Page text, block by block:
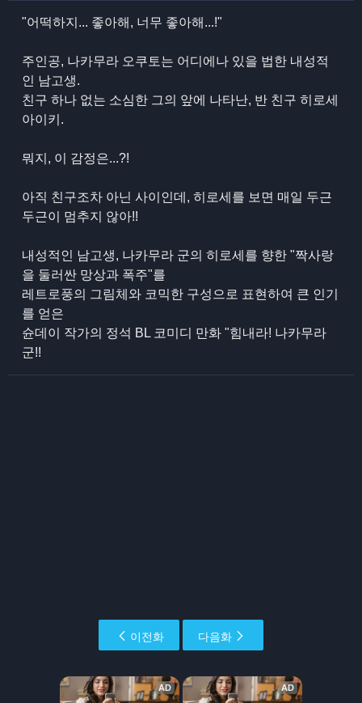
"어떡하지... 좋아해, 너무 좋아해...!"
주인공, 나카무라 오쿠토는 어디에나 있을 법한 내성적
인 남고생.
친구 하나 없는 소심한 그의 앞에 나타난, 반 친구 히로세
아이키.
뭐지, 이 감정은...?!
아직 친구조차 아닌 사이인데, 히로세를 보면 매일 두근
두근이 멈추지 않아!!
내성적인 남고생, 나카무라 군의 히로세를 향한 "짝사랑
을 둘러싼 망상과 폭주"를
레트로풍의 그림체와 코믹한 구성으로 표현하여 큰 인기
를 얻은
슌데이 작가의 정석 BL 코미디 만화 "힘내라! 나카무라
군!!
이전화 다음화